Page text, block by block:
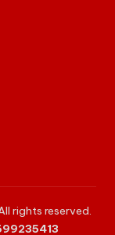
rights reserved.